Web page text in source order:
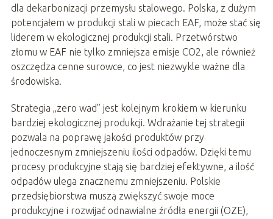
dla dekarbonizacji przemysłu stalowego. Polska, z dużym
potencjałem w produkcji stali w piecach EAF, może stać się
liderem w ekologicznej produkcji stali. Przetwórstwo
złomu w EAF nie tylko zmniejsza emisje CO2, ale również
oszczędza cenne surowce, co jest niezwykle ważne dla
środowiska.
Strategia „zero wad” jest kolejnym krokiem w kierunku
bardziej ekologicznej produkcji. Wdrażanie tej strategii
pozwala na poprawę jakości produktów przy
jednoczesnym zmniejszeniu ilości odpadów. Dzięki temu
procesy produkcyjne stają się bardziej efektywne, a ilość
odpadów ulega znacznemu zmniejszeniu. Polskie
przedsiębiorstwa muszą zwiększyć swoje moce
produkcyjne i rozwijać odnawialne źródła energii (OZE),